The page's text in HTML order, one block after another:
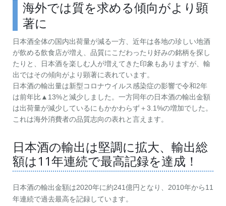
海外では質を求める傾向がより顕
著に
日本酒全体の国内出荷量が減る一方、近年は各地の珍しい地酒
が飲める飲食店が増え、品質にこだわったり好みの銘柄を探し
たりと、日本酒を楽しむ人が増えてきた印象もありますが、輸
出ではその傾向がより顕著に表れています。
日本酒の輸出量は新型コロナウイルス感染症の影響で令和2年
は前年比▲13%と減少しました。一方同年の日本酒の輸出金額
は出荷量が減少しているにもかかわらず＋3.1%の増加でした。
これは海外消費者の品質志向の表れと言えます。
日本酒の輸出は堅調に拡大、輸出総
額は11年連続で最高記録を達成！
日本酒の輸出金額は2020年に約241億円となり、2010年から11
年連続で過去最高を記録しています。